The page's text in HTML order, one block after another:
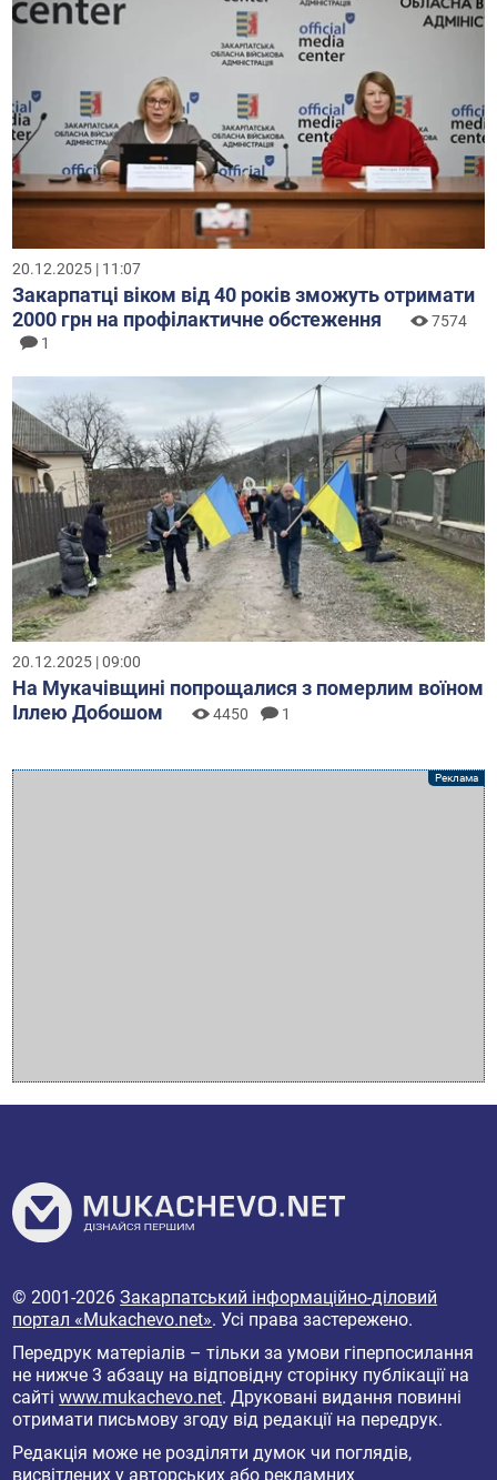
20.12.2025 | 11:07
Закарпатці віком від 40 років зможуть отримати
2000 грн на профілактичне обстеження
7574
1
20.12.2025 | 09:00
На Мукачівщині попрощалися з померлим воїном
Іллею Добошом
4450 1
© 2001-2026Закарпатський інформаційно-діловий
портал «Mukachevo.net». Усі права застережено.
Передрук матеріалів – тільки за умови гіперпосилання
не нижче 3 абзацу на відповідну сторінку публікації на
сайтіwww.mukachevo.net. Друковані видання повинні
отримати письмову згоду від редакції на передрук.
Редакція може не розділяти думок чи поглядів,
висвітлених у авторських або рекламних